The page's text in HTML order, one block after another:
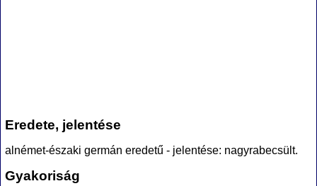
Eredete, jelentése
alnémet-északi germán eredetű - jelentése: nagyrabecsült.
Gyakoriság